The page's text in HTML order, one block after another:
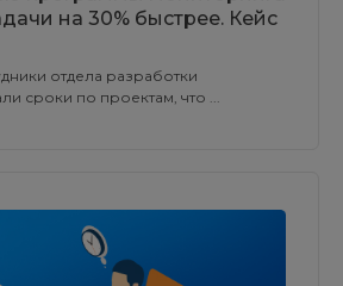
на 30% быстрее. Кейс
отдела разработки
сроки по проектам, что ...